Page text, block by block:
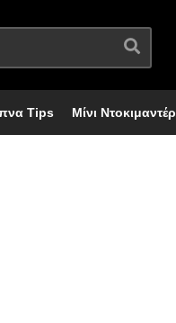
Tips Μίνι Ντοκιμαντέρ